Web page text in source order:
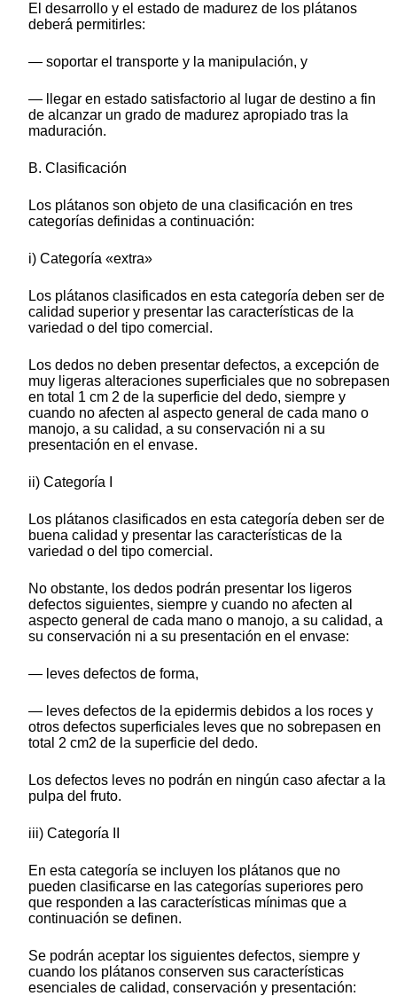
El desarrollo y el estado de madurez de los plátanos
deberá permitirles:
— soportar el transporte y la manipulación, y
— llegar en estado satisfactorio al lugar de destino a fin
de alcanzar un grado de madurez apropiado tras la
maduración.
B. Clasificación
Los plátanos son objeto de una clasificación en tres
categorías definidas a continuación:
i) Categoría «extra»
Los plátanos clasificados en esta categoría deben ser de
calidad superior y presentar las características de la
variedad o del tipo comercial.
Los dedos no deben presentar defectos, a excepción de
muy ligeras alteraciones superficiales que no sobrepasen
en total 1 cm 2 de la superficie del dedo, siempre y
cuando no afecten al aspecto general de cada mano o
manojo, a su calidad, a su conservación ni a su
presentación en el envase.
ii) Categoría I
Los plátanos clasificados en esta categoría deben ser de
buena calidad y presentar las características de la
variedad o del tipo comercial.
No obstante, los dedos podrán presentar los ligeros
defectos siguientes, siempre y cuando no afecten al
aspecto general de cada mano o manojo, a su calidad, a
su conservación ni a su presentación en el envase:
— leves defectos de forma,
— leves defectos de la epidermis debidos a los roces y
otros defectos superficiales leves que no sobrepasen en
total 2 cm2 de la superficie del dedo.
Los defectos leves no podrán en ningún caso afectar a la
pulpa del fruto.
iii) Categoría II
En esta categoría se incluyen los plátanos que no
pueden clasificarse en las categorías superiores pero
que responden a las características mínimas que a
continuación se definen.
Se podrán aceptar los siguientes defectos, siempre y
cuando los plátanos conserven sus características
esenciales de calidad, conservación y presentación: